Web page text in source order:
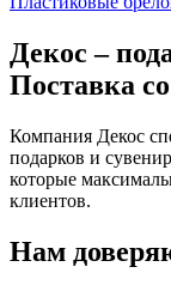
Декос –
Поставка
Компания Декос
подарков и
которые
клиентов.
Нам